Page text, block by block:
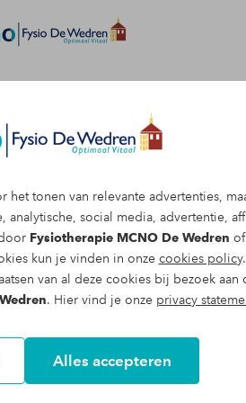
tonen van relevante advertenties,
analytische, social media, advertentie,
Fysiotherapie MCNO De Wedren
kun je vinden in onze cookies policy
van al deze cookies bij bezoek aan
. Hier vind je onze privacy
Alles accepteren
Dan bestaat
zogenaamde
opgelopen hebt.
deze